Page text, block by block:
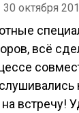
30 октября
всё
встречу!